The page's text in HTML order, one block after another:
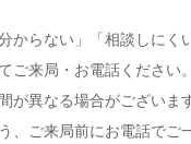
分からない」「相談しに
ご来局・お電話ください。
が異なる場合がございま
、ご来局前にお電話でご